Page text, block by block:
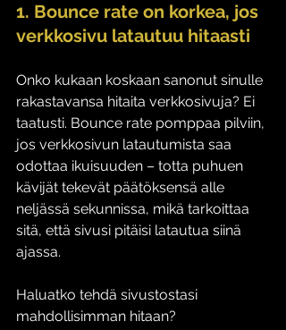
1. Bounce rate on korkea, jos
verkkosivu latautuu hitaasti
Onko kukaan koskaan sanonut sinulle
rakastavansa hitaita verkkosivuja? Ei
taatusti. Bounce rate pomppaa pilviin,
jos verkkosivun latautumista saa
odottaa ikuisuuden – totta puhuen
kävijät tekevät päätöksensä alle
neljässä sekunnissa, mikä tarkoittaa
sitä, että sivusi pitäisi latautua siinä
ajassa.
Haluatko tehdä sivustostasi
mahdollisimman hitaan?